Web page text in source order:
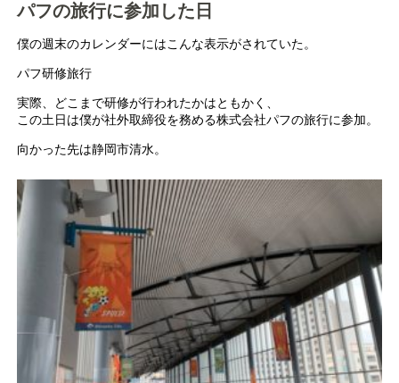
パフの旅行に参加した日
僕の週末のカレンダーにはこんな表示がされていた。
パフ研修旅行
実際、どこまで研修が行われたかはともかく、
この土日は僕が社外取締役を務める株式会社パフの旅行に参加。
向かった先は静岡市清水。